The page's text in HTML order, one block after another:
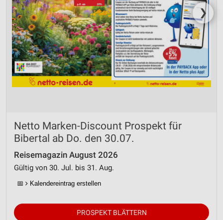
❯
Netto Marken-Discount Prospekt für
Bibertal ab Do. den 30.07.
Reisemagazin August 2026
Gültig von 30. Jul. bis 31. Aug.
📅 Kalendereintrag erstellen
PROSPEKT BLÄTTERN